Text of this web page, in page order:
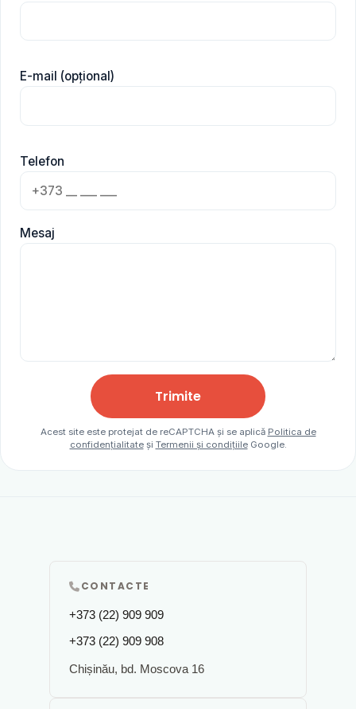
E-mail (opțional)
Telefon
Mesaj
Trimite
Acest site este protejat de reCAPTCHA și se aplică Politica de
confidențialitateși Termenii și condițiileGoogle.
CONTACTE
+373 (22) 909 909
+373 (22) 909 908
Chișinău, bd. Moscova 16